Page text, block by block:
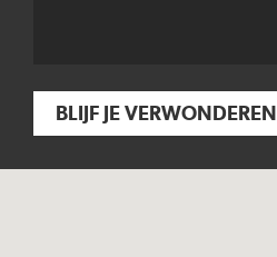
BLIJF JE VERWONDEREN